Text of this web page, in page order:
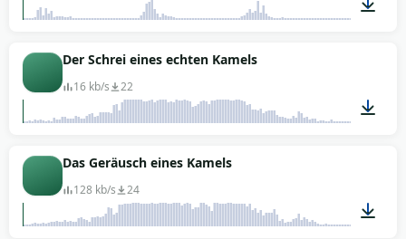
Der Schrei eines echten Kamels
16 kb/s 22
Das Geräusch eines Kamels
128 kb/s 24